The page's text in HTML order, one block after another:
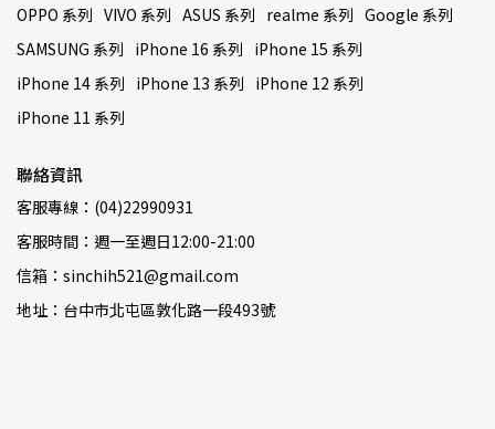
OPPO 系列 VIVO 系列 ASUS 系列 realme 系列 Google 系列
SAMSUNG 系列 iPhone 16 系列 iPhone 15 系列
iPhone 14 系列 iPhone 13 系列 iPhone 12 系列
iPhone 11 系列
聯絡資訊
客服專線：(04)22990931
客服時間：週一至週日12:00-21:00
信箱：sinchih521@gmail.com
地址：台中市北屯區敦化路一段493號